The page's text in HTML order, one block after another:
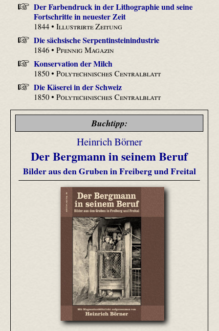
Der Farbendruck in der Lithographie und seine
Fortschritte in neuester Zeit
1844 •Illustrirte Zeitung
Die sächsische Serpentinsteinindustrie
1846 •Pfennig Magazin
Konservation der Milch
1850 •Polytechnisches Centralblatt
Die Käserei in der Schweiz
1850 •Polytechnisches Centralblatt
Buchtipp:
Heinrich Börner
Der Bergmann in seinem Beruf
Bilder aus den Gruben in Freiberg und Freital